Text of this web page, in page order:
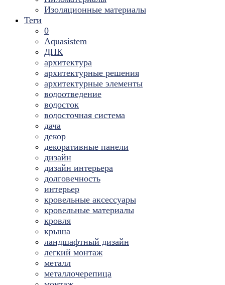
Изоляционные материалы
Теги
0
Aquasistem
ДПК
архитектура
архитектурные решения
архитектурные элементы
водоотведение
водосток
водосточная система
дача
декор
декоративные панели
дизайн
дизайн интерьера
долговечность
интерьер
кровельные аксессуары
кровельные материалы
кровля
крыша
ландшафтный дизайн
легкий монтаж
металл
металлочерепица